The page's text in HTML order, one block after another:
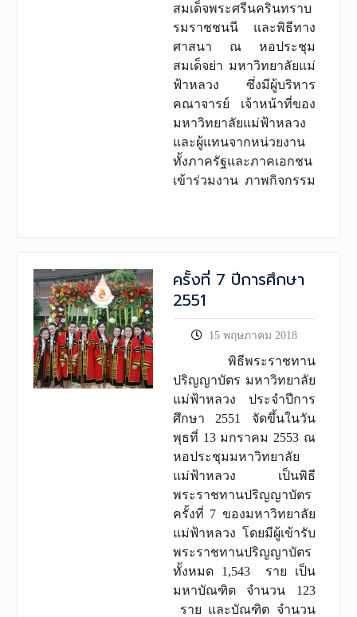
สมเด็จพระศรีนครินทราบ
รมราชชนนี และพิธีทาง
ศาสนา ณ หอประชุม
สมเด็จย่า มหาวิทยาลัยแม่
ฟ้าหลวง ซึ่งมีผู้บริหาร
คณาจารย์ เจ้าหน้าที่ของ
มหาวิทยาลัยแม่ฟ้าหลวง
และผู้แทนจากหน่วยงาน
ทั้งภาครัฐและภาคเอกชน
เข้าร่วมงาน ภาพกิจกรรม
ครั้งที่ 7 ปีการศึกษา
2551
15 พฤษภาคม 2018
พิธีพระราชทาน
ปริญญาบัตร มหาวิทยาลัย
แม่ฟ้าหลวง ประจำปีการ
ศึกษา 2551 จัดขึ้นในวัน
พุธที่ 13 มกราคม 2553 ณ
หอประชุมมหาวิทยาลัย
แม่ฟ้าหลวง เป็นพิธี
พระราชทานปริญญาบัตร
ครั้งที่ 7 ของมหาวิทยาลัย
แม่ฟ้าหลวง โดยมีผู้เข้ารับ
พระราชทานปริญญาบัตร
ทั้งหมด 1,543 ราย เป็น
มหาบัณฑิต จำนวน 123
ราย และบัณฑิต จำนวน